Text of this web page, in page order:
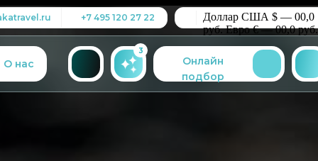
+7 495 120 27 22
Доллар США $ — 00,0
руб. Евро € — 00,0 руб.
Онлайн
подбор
О нас
3